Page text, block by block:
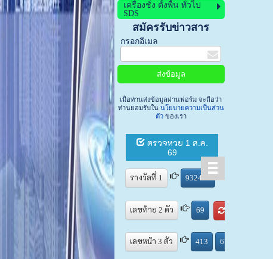
เครื่องชั่ง ตั้งพื้น ทั่วไป
SDS
สมัครรับข่าวสาร
กรอกอีเมล
เมื่อท่านส่งข้อมูลผ่านฟอร์ม จะถือว่า
ท่านยอมรับในนโยบายความเป็นส่วน
ตัว ของเรา